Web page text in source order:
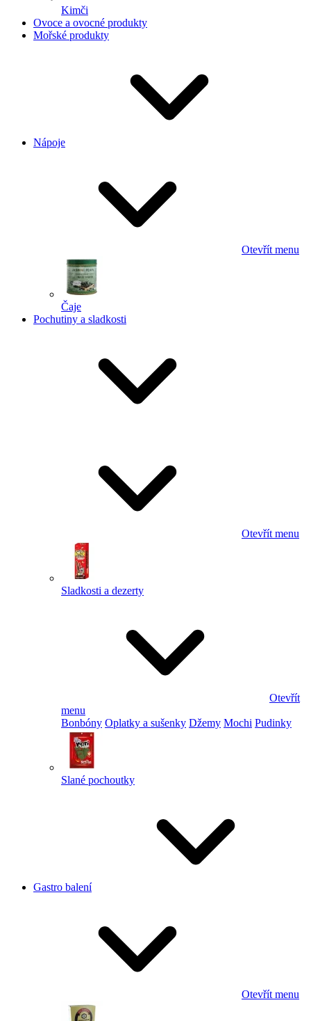
Kimči
Ovoce a ovocné produkty
Mořské produkty
Nápoje
Otevřít menu
Čaje
Pochutiny a sladkosti
Otevřít menu
Sladkosti a dezerty
Otevřít
menu
Bonbóny Oplatky a sušenky Džemy Mochi Pudinky
Slané pochoutky
Gastro balení
Otevřít menu